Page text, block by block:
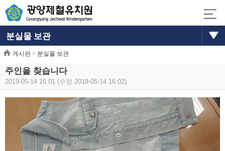
분실물 보관
게시판 > 분실물 보관
주인을 찾습니다
2019-05-14 16:01 (수정 2019-05-14 16:02)